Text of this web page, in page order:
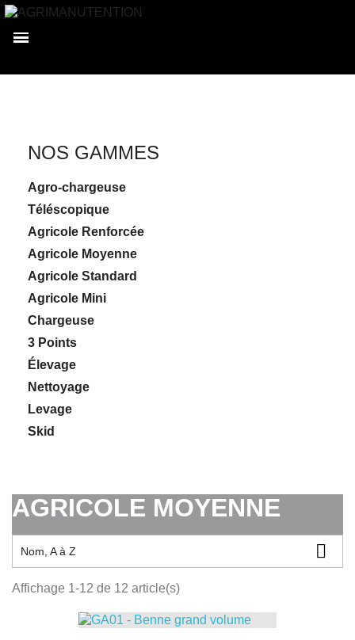
NOS GAMMES
Agro-chargeuse
Téléscopique
Agricole Renforcée
Agricole Moyenne
Agricole Standard
Agricole Mini
Chargeuse
3 Points
Élevage
Nettoyage
Levage
Skid
AGRICOLE MOYENNE
Nom, A à Z 
Affichage 1-12 de 12 article(s)